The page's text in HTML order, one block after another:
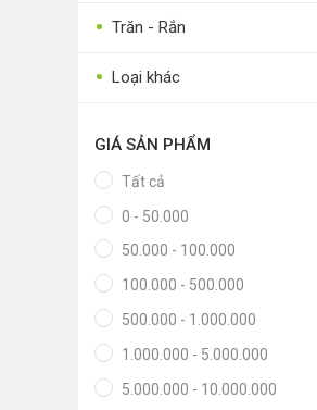
• Chế biến sẵn
• Kỹ thuật - Công nghệ
• Nhà cửa - Đời sống
• Trăn - Rắn
• Loại khác
GIÁ SẢN PHẨM
Tất cả
0 - 50.000
50.000 - 100.000
100.000 - 500.000
500.000 - 1.000.000
1.000.000 - 5.000.000
5.000.000 - 10.000.000